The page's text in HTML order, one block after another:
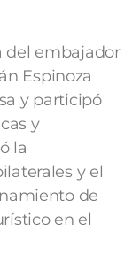
del embajador
Espinoza
y participó
y
la
y el
de
en el